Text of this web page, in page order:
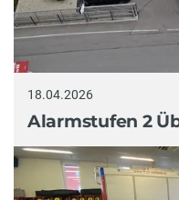
18.04.2026
Alarmstufen 2